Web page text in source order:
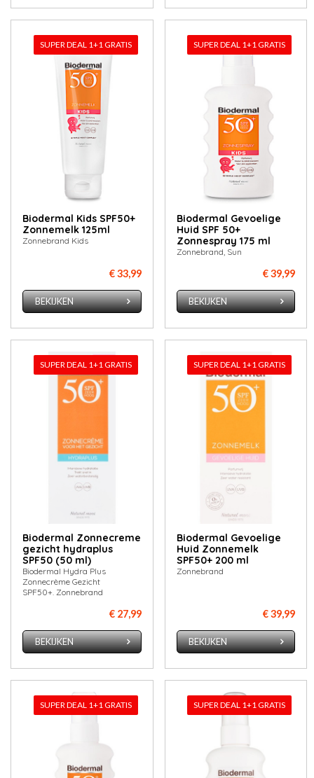
SUPER DEAL 1+1 GRATIS
Biodermal Kids SPF50+
Zonnemelk 125ml
Zonnebrand Kids
€ 33,99
BEKIJKEN
SUPER DEAL 1+1 GRATIS
Biodermal Gevoelige
Huid SPF 50+
Zonnespray 175 ml
Zonnebrand, Sun
€ 39,99
BEKIJKEN
SUPER DEAL 1+1 GRATIS
Biodermal Zonnecreme
gezicht hydraplus
SPF50 (50 ml)
Biodermal Hydra Plus
Zonnecrème Gezicht
SPF50+. Zonnebrand
€ 27,99
BEKIJKEN
SUPER DEAL 1+1 GRATIS
Biodermal Gevoelige
Huid Zonnemelk
SPF50+ 200 ml
Zonnebrand
€ 39,99
BEKIJKEN
SUPER DEAL 1+1 GRATIS SUPER DEAL 1+1 GRATIS